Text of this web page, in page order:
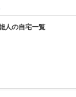
人の自宅一覧